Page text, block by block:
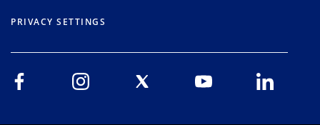
PRIVACY SETTINGS